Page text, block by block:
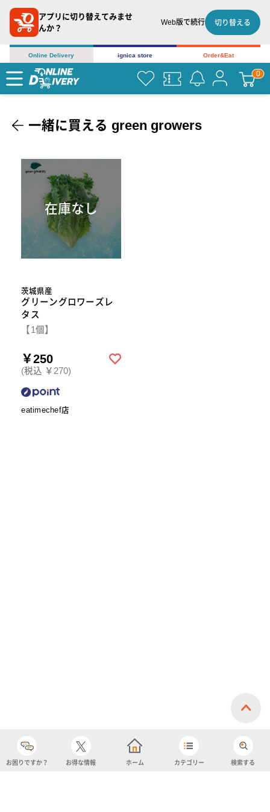
アプリに切り替えてみませ
んか？
Web版で続行 切り替える
Online Delivery ignica store Order&Eat
一緒に買える green growers
在庫なし
茨城県産
グリーングロワーズレ
タス
【1個】
￥250
(税込 ￥270)
eatimechef店
お困りですか？ お得な情報 ホーム カテゴリー 検索する